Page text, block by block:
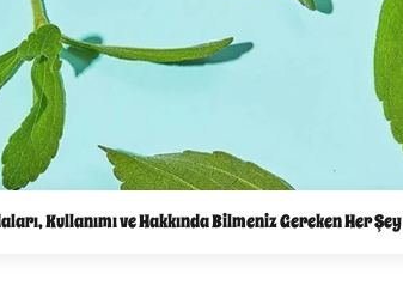
Kullanımı ve Hakkında Bilmeniz Gereken Her Şey